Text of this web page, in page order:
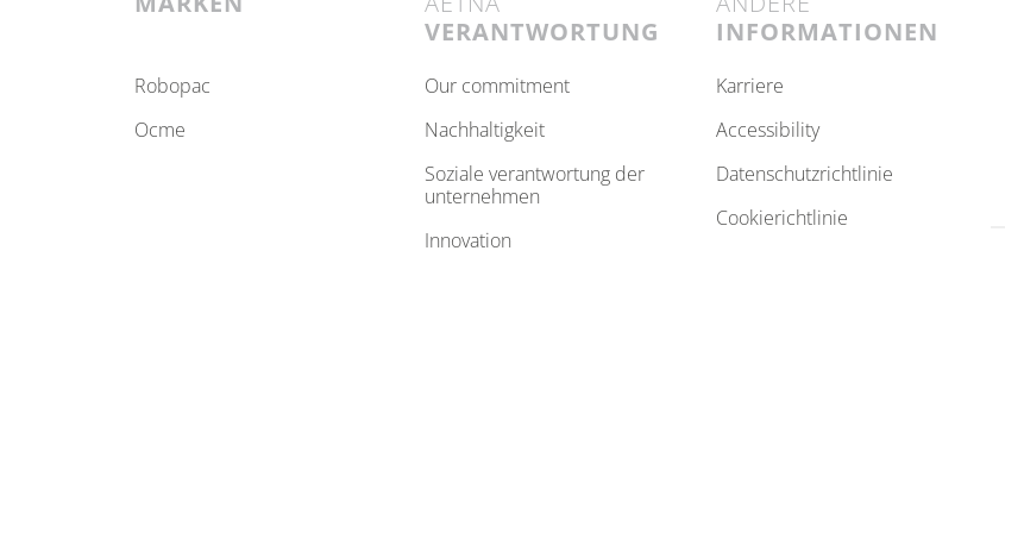
robopac
ocme
VERANTWORTUNG
our commitment
nachhaltigkeit
soziale verantwortung der
unternehmen
innovation
INFORMATIONEN
karriere
accessibility
datenschutzrichtlinie
cookierichtlinie